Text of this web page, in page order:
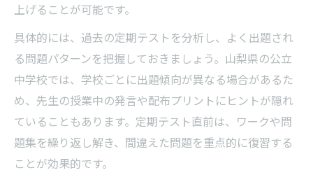
上げることが可能です。
具体的には、過去の定期テストを分析し、よく出題され
る問題パターンを把握しておきましょう。山梨県の公立
中学校では、学校ごとに出題傾向が異なる場合があるた
め、先生の授業中の発言や配布プリントにヒントが隠れ
ていることもあります。定期テスト直前は、ワークや問
題集を繰り返し解き、間違えた問題を重点的に復習する
ことが効果的です。